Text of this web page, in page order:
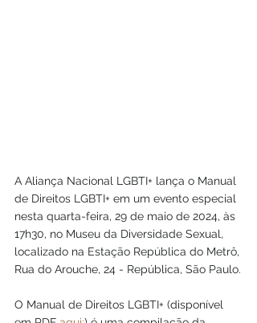
A Aliança Nacional LGBTI+ lança o Manual
de Direitos LGBTI+ em um evento especial
nesta quarta-feira, 29 de maio de 2024, às
17h30, no Museu da Diversidade Sexual,
localizado na Estação República do Metrô,
Rua do Arouche, 24 - República, São Paulo.
O Manual de Direitos LGBTI+ (disponível